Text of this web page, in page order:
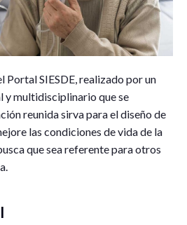
Portal SIESDE, realizado por un
multidisciplinario que se
reunida sirva para el diseño de
las condiciones de vida de la
que sea referente para otros